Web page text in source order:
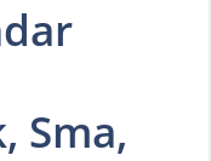
Sma,